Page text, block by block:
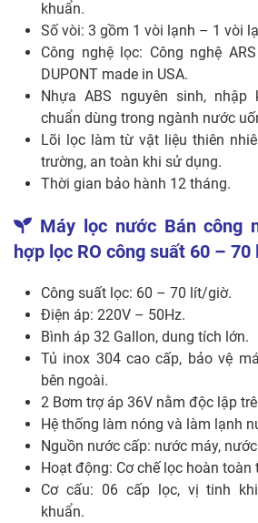
khuẩn.
Số vòi: 3 gồm 1 vòi lạnh – 1 vòi
Công nghệ lọc: Công nghệ
DUPONT made in USA.
Nhựa ABS nguyên sinh, nhập
chuẩn dùng trong ngành nước
Lõi lọc làm từ vật liệu thiên
trường, an toàn khi sử dụng.
Thời gian bảo hành 12 tháng.
Máy lọc nước Bán công
hợp lọc RO công suất 60 –
Công suất lọc: 60 – 70 lít/giờ.
Điện áp: 220V – 50Hz.
Bình áp 32 Gallon, dung tích lớn.
Tủ inox 304 cao cấp, bảo vệ
bên ngoài.
2 Bơm trợ áp 36V nằm độc lập
Hệ thống làm nóng và làm lạnh
Nguồn nước cấp: nước máy,
Hoạt động: Cơ chế lọc hoàn toàn
Cơ cấu: 06 cấp lọc, vị tinh
khuẩn.